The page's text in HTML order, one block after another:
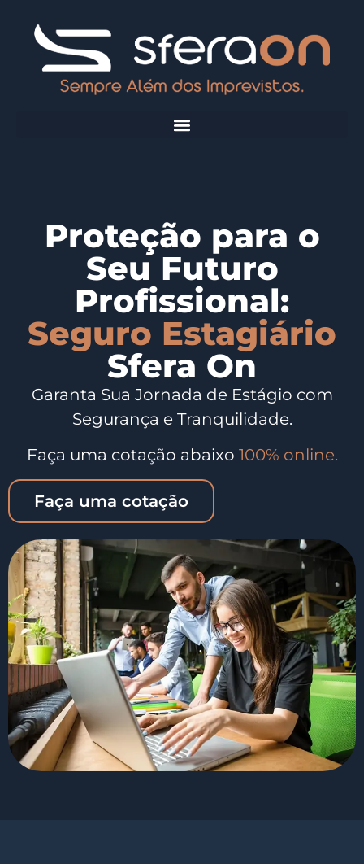
Proteção para o
Seu Futuro
Profissional:
Seguro Estagiário
Sfera On
Garanta Sua Jornada de Estágio com
Segurança e Tranquilidade.
Faça uma cotação abaixo 100% online.
Faça uma cotação